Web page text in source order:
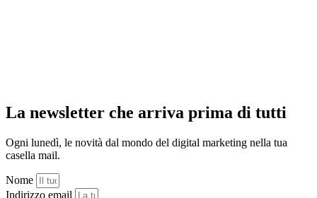
La newsletter che arriva prima di tutti
Ogni lunedì, le novità dal mondo del digital marketing nella tua
casella mail.
Nome
Indirizzo email